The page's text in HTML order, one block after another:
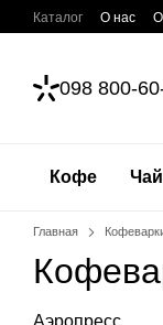
Перейти к
Каталог О нас
098 800-
Кофе Чай
Главная
Аэропресс